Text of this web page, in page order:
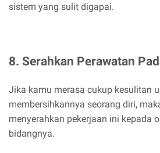
sistem yang sulit digapai.
8. Serahkan Perawatan
Jika kamu merasa cukup kesulitan
membersihkannya seorang diri,
menyerahkan pekerjaan ini kepada
bidangnya.